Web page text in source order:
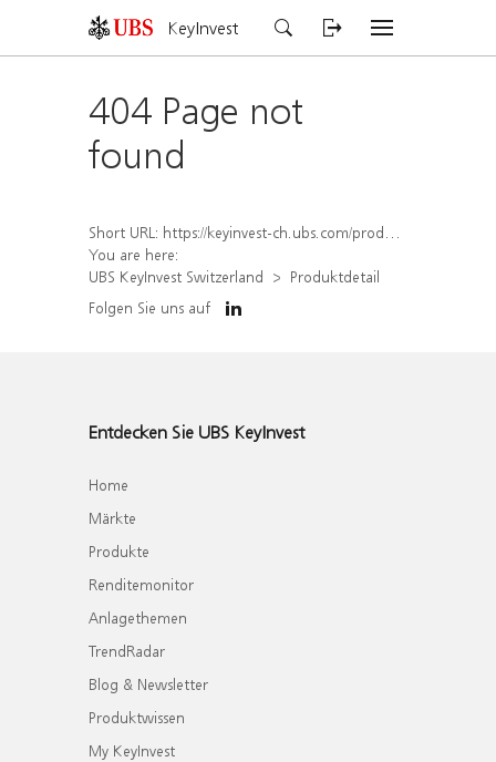
KeyInvest
404 Page not
found
Short URL: https://keyinvest-ch.ubs.com/produkt/detail/index/isin/CH1567046482
You are here:
UBS KeyInvest Switzerland
Produktdetail
Folgen Sie uns auf
Entdecken Sie UBS KeyInvest
Home
Märkte
Produkte
Renditemonitor
Anlagethemen
TrendRadar
Blog & Newsletter
Produktwissen
My KeyInvest